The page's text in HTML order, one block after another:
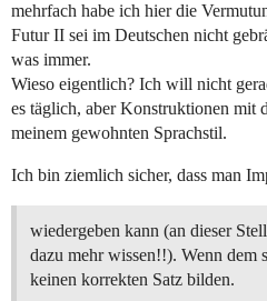
mehrfach habe ich hier die
Futur II sei im Deutschen nicht
was immer.
Wieso eigentlich? Ich will nicht
es täglich, aber Konstruktionen mit
meinem gewohnten Sprachstil.
Ich bin ziemlich sicher, dass man
wiedergeben kann (an dieser
dazu mehr wissen!!). Wenn dem
keinen korrekten Satz bilden.